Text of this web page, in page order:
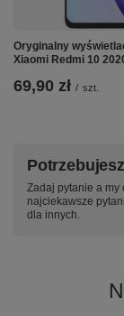
Oryginalny
Xiaomi Redmi 10
69,90 zł / szt.
Zadaj pytanie a my
najciekawsze
dla innych.